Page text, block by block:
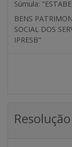
Súmula:
BENS
SOCIAL DOS
IPRESB"